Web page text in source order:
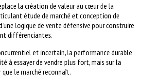
la création de valeur au cœur de la
étude de marché et conception de
logique de vente défensive pour construire
différenciantes.
et incertain, la performance durable
à essayer de vendre plus fort, mais sur la
le marché reconnaît.